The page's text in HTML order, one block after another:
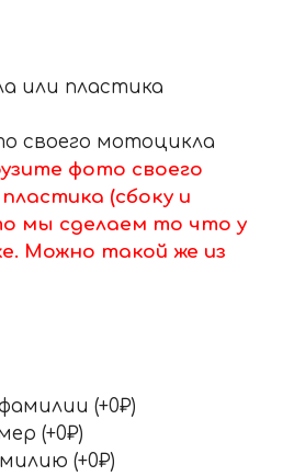
или пластика
своего мотоцикла
фото своего
(сбоку и
мы сделаем то что у
Можно такой же из
(+0₽)
(+0₽)
(+0₽)